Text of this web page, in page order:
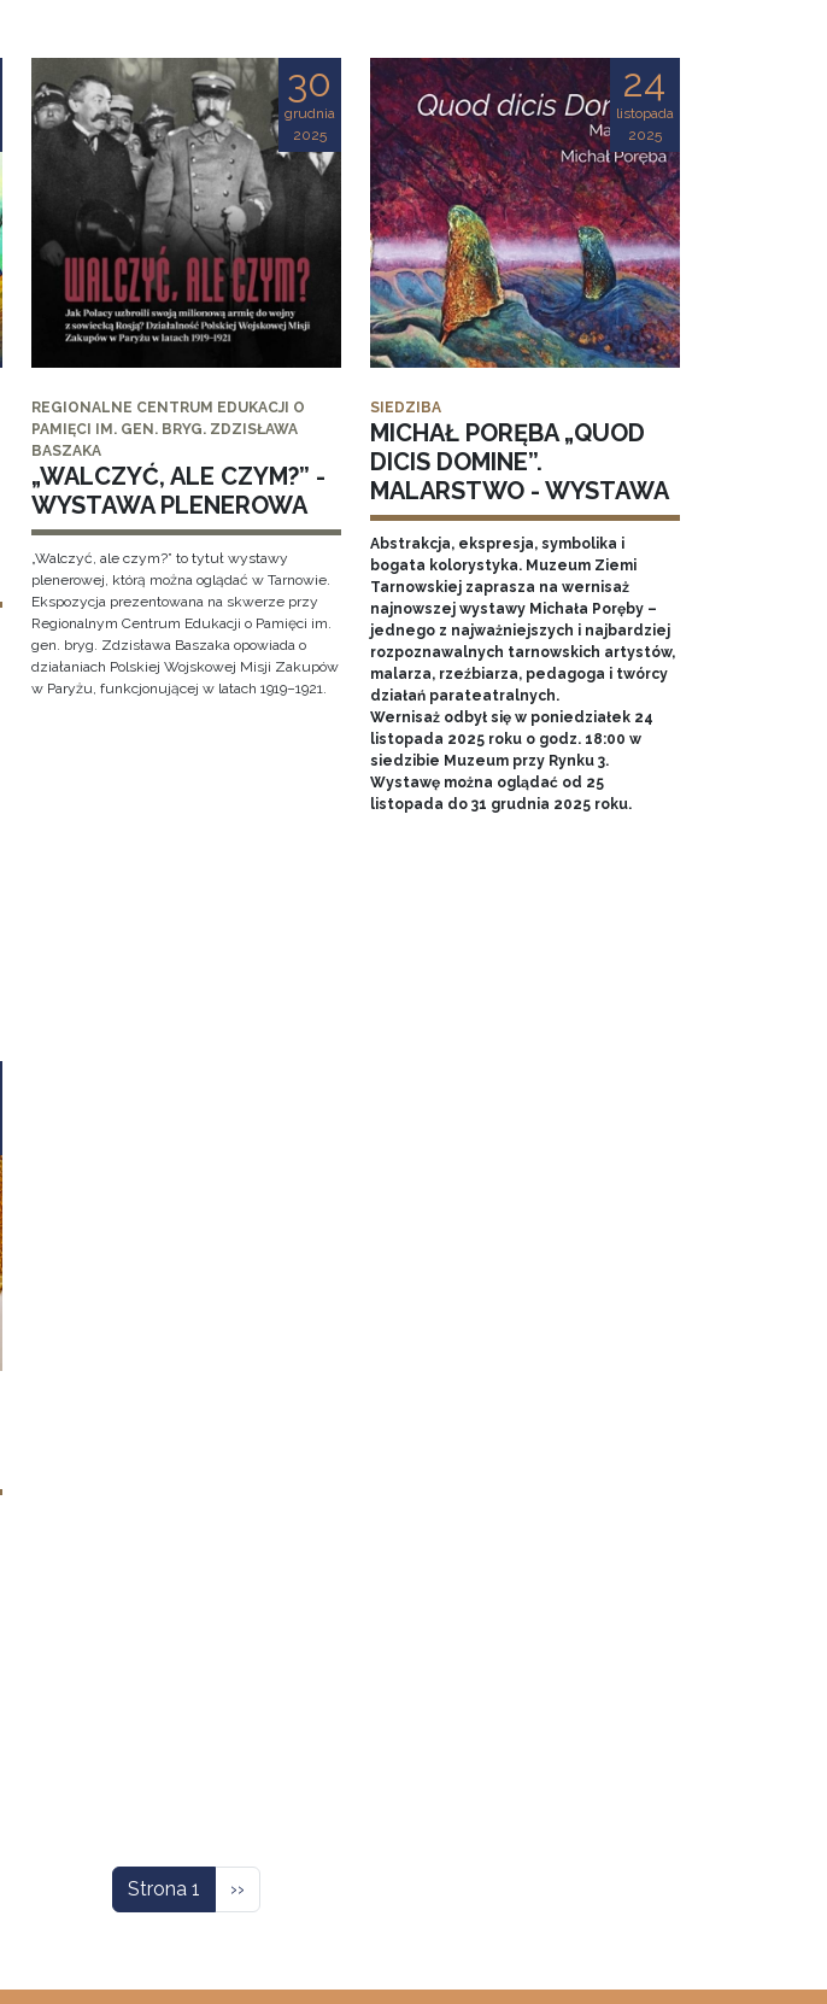
30
grudnia
2025
REGIONALNE CENTRUM EDUKACJI O
PAMIĘCI IM. GEN. BRYG. ZDZISŁAWA
BASZAKA
„WALCZYĆ, ALE CZYM?” -
WYSTAWA PLENEROWA
„Walczyć, ale czym?” to tytuł wystawy
plenerowej, którą można oglądać w Tarnowie.
Ekspozycja prezentowana na skwerze przy
Regionalnym Centrum Edukacji o Pamięci im.
gen. bryg. Zdzisława Baszaka opowiada o
działaniach Polskiej Wojskowej Misji Zakupów
w Paryżu, funkcjonującej w latach 1919–1921.
24
listopada
2025
SIEDZIBA
MICHAŁ PORĘBA „QUOD
DICIS DOMINE”.
MALARSTWO - WYSTAWA
Abstrakcja, ekspresja, symbolika i
bogata kolorystyka. Muzeum Ziemi
Tarnowskiej zaprasza na wernisaż
najnowszej wystawy Michała Poręby –
jednego z najważniejszych i najbardziej
rozpoznawalnych tarnowskich artystów,
malarza, rzeźbiarza, pedagoga i twórcy
działań parateatralnych.
Wernisaż odbył się w poniedziałek 24
listopada 2025 roku o godz. 18:00 w
siedzibie Muzeum przy Rynku 3.
Wystawę można oglądać od 25
listopada do 31 grudnia 2025 roku.
Strona 1 Następna strona
››